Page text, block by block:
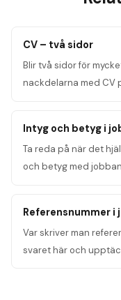
CV – två sidor
Blir två sidor för
nackdelarna med CV
Intyg och betyg i
Ta reda på när det
och betyg med
Referensnummer i
Var skriver man
svaret här och